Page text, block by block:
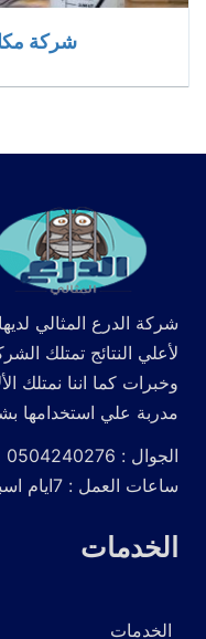
شركة
شركة الدرع المثالي
لأعلي النتائج تمتلك
وخبرات كما اننا نمتلك
مدربة علي استخدامها
الجوال : 0504240276
ساعات العمل : 7ايام اسبوعيا / 24 ساعة يوميا
الخدمات
الخدمات